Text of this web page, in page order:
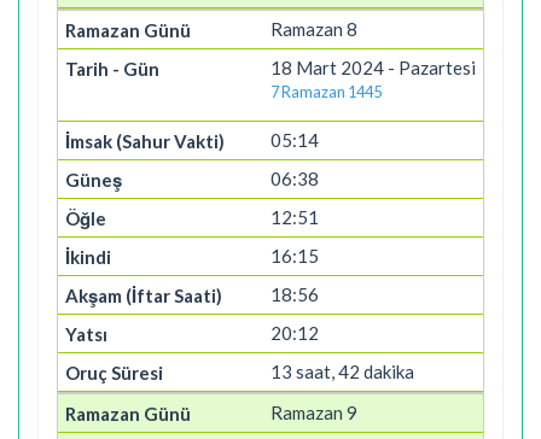
Ramazan 8
18 Mart 2024 - Pazartesi
7 Ramazan 1445
05:14
06:38
12:51
16:15
18:56
20:12
13 saat, 42 dakika
Ramazan 9